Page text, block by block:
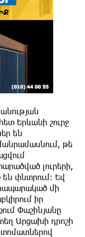
Երևանի շուրջ
են
թե
լուրերի,
փնտրում։ Եվ
մի
իր
Փաշինյանը
Արցախի դրոշի